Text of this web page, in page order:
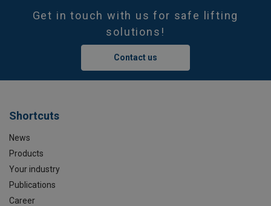
Get in touch with us for safe lifting
solutions!
Contact us
Shortcuts
News
Products
Your industry
Publications
Career